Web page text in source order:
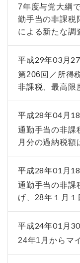
7年度与党大綱
勤手当の非課税
による新たな調
平成29年03月
第206回／所得
非課税、最高限
平成28年04月
通勤手当の非課
月分の過納税額
平成28年01月
通勤手当の非課
げ、28年１月１
平成24年01月
24年1月からマ